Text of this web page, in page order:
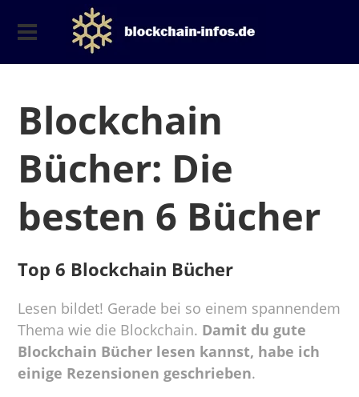
Blockchain
Bücher: Die
besten 6 Bücher
Top 6 Blockchain Bücher
Lesen bildet! Gerade bei so einem spannendem
Thema wie die Blockchain. Damit du gute
Blockchain Bücher lesen kannst, habe ich
einige Rezensionen geschrieben.